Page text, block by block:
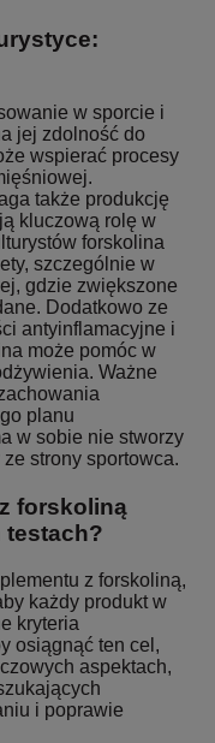
w sporcie i
jej zdolność do
wspierać procesy
także produkcję
kluczową rolę w
forskolina
szczególnie w
gdzie zwiększone
Dodatkowo ze
antyinflamacyjne i
może pomóc w
Ważne
planu
w sobie nie stworzy
strony sportowca.
forskoliną
testach?
z forskoliną,
każdy produkt w
kryteria
osiągnąć ten cel,
aspektach,
i poprawie